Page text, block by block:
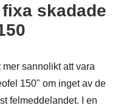
skadade
sannolikt att vara
150" om inget av de
felmeddelandet. I en